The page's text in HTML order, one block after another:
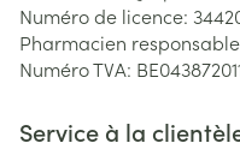
Numéro de licence:
Pharmacien
Numéro TVA:
Service à la